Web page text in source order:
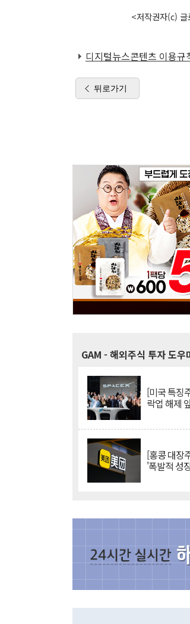
<저작권자(c)
디지털뉴스콘텐츠 이용규
뒤로가기
GAM - 해외주식 투자 도우
[미국 특징
락업 해제
[홍콩 대장
'폭발적 성